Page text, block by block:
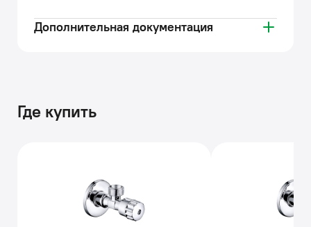
Дополнительная документация
Где купить